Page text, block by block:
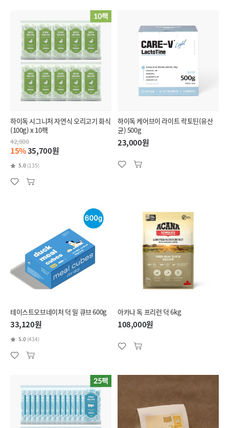
하이독 시그니처 자연식 오리고기 화식
(100g) x 10팩
42,000
15%35,700원
5.0 (135)
하이독 케어브이 라이트 락토틴(유산
균) 500g
23,000원
테이스트오브네이처 덕 밀 큐브 600g
33,120원
5.0 (434)
아카나 독 프리런 덕 6kg
108,000원